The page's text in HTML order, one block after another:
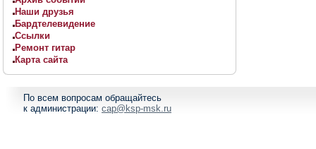
Наши друзья
Бардтелевидение
Ссылки
Ремонт гитар
Карта сайта
По всем вопросам обращайтесь
к администрации: cap@ksp-msk.ru